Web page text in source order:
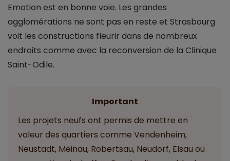
Emotion est en bonne voie. Les grandes
agglomérations ne sont pas en reste et Strasbourg
voit les constructions fleurir dans de nombreux
endroits comme avec la reconversion de la Clinique
Saint-Odile.
Important
Les projets neufs ont permis de mettre en
valeur des quartiers comme Vendenheim,
Neustadt, Meinau, Robertsau, Neudorf, Elsau ou